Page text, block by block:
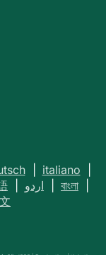
| italiano
اردو বাংলা